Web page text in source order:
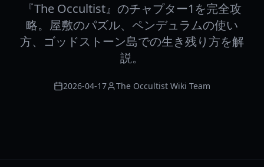
『The Occultist』のチャプター1を完全攻
略。屋敷のパズル、ペンデュラムの使い
方、ゴッドストーン島での生き残り方を解
説。
2026-04-17 The Occultist Wiki Team